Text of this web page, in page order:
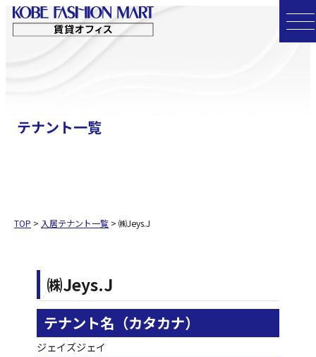
コ
ン
テナント一覧
TOP > 入居テナント一覧 >㈱Jeys.J
㈱Jeys.J
テナント名（カタカナ）
ジェイズジェイ